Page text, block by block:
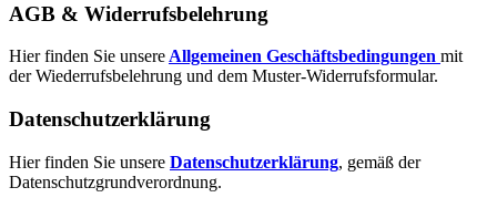
AGB & Widerrufsbelehrung
Hier finden Sie unsere Allgemeinen Geschäftsbedingungen mit
der Wiederrufsbelehrung und dem Muster-Widerrufsformular.
Datenschutzerklärung
Hier finden Sie unsere Datenschutzerklärung, gemäß der
Datenschutzgrundverordnung.